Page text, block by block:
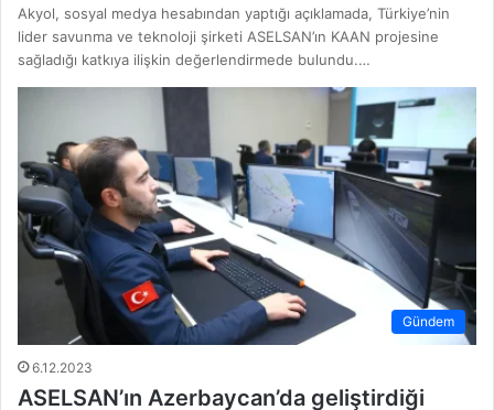
Akyol, sosyal medya hesabından yaptığı açıklamada, Türkiye’nin
lider savunma ve teknoloji şirketi ASELSAN’ın KAAN projesine
sağladığı katkıya ilişkin değerlendirmede bulundu.…
Gündem
6.12.2023
ASELSAN’ın Azerbaycan’da geliştirdiği